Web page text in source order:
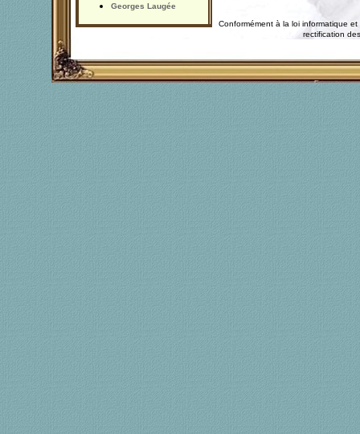
Georges Laugée
Conformément à la loi informatique
rectification